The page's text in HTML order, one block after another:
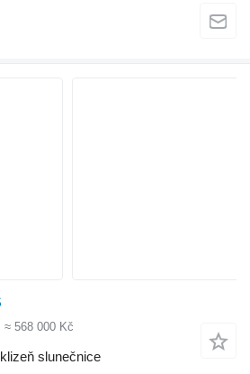
≈ 568 000 Kč
slunečnice